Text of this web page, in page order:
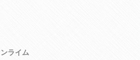
ライム